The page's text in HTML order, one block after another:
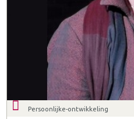
Persoonlijke-ontwikkeling